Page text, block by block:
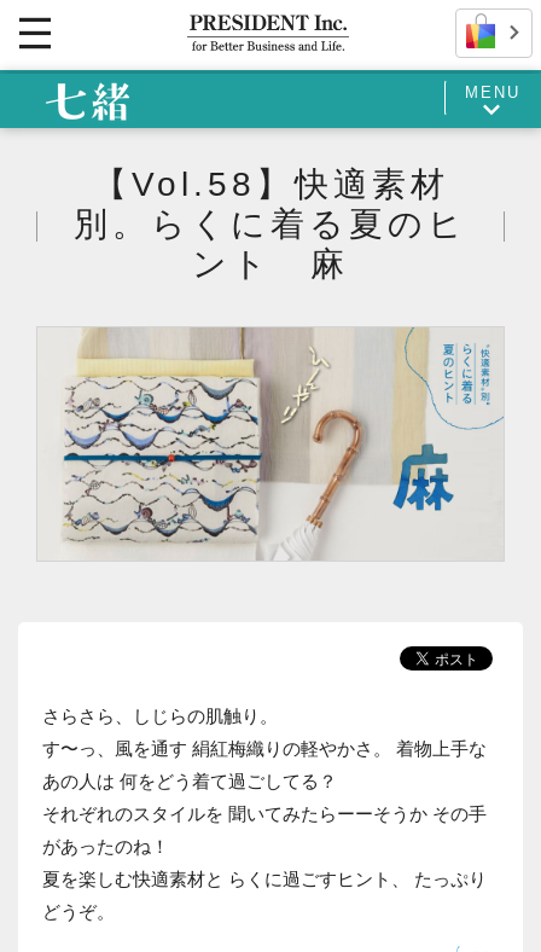
MENU
【Vol.58】快適素材
別。らくに着る夏のヒ
ント 麻
さらさら、しじらの肌触り。
す〜っ、風を通す 絹紅梅織りの軽やかさ。 着物上手な
あの人は 何をどう着て過ごしてる？
それぞれのスタイルを 聞いてみたらーーそうか その手
があったのね！
夏を楽しむ快適素材と らくに過ごすヒント、 たっぷり
どうぞ。